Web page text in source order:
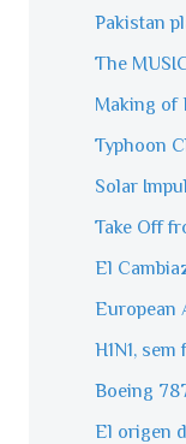
Pakistan
The
Making of
Typhoon
Solar
Take Off
El
European
H1N1, sem
Boeing
El origen